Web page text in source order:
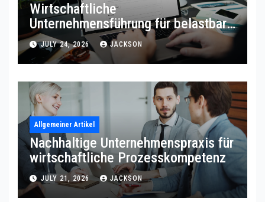
Wirtschaftliche
Unternehmensführung für belastbare
Prozessqualität
JULY 24, 2026 JACKSON
Allgemeiner Artikel
Nachhaltige Unternehmenspraxis für
wirtschaftliche Prozesskompetenz
JULY 21, 2026 JACKSON